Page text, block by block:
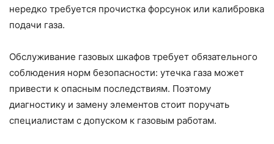
нередко требуется прочистка форсунок или калибровка
подачи газа.
Обслуживание газовых шкафов требует обязательного
соблюдения норм безопасности: утечка газа может
привести к опасным последствиям. Поэтому
диагностику и замену элементов стоит поручать
специалистам с допуском к газовым работам.